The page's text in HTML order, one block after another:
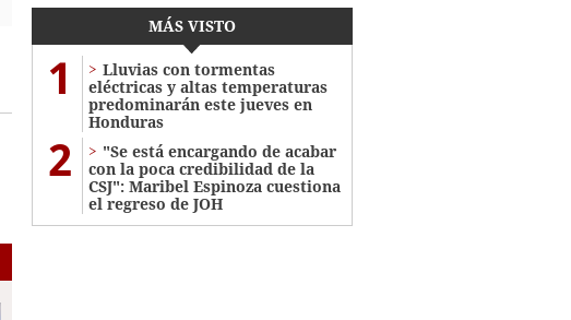
MÁS VISTO
1
Lluvias con tormentas
eléctricas y altas temperaturas
predominarán este jueves en
Honduras
2
"Se está encargando de acabar
con la poca credibilidad de la
CSJ": Maribel Espinoza cuestiona
el regreso de JOH